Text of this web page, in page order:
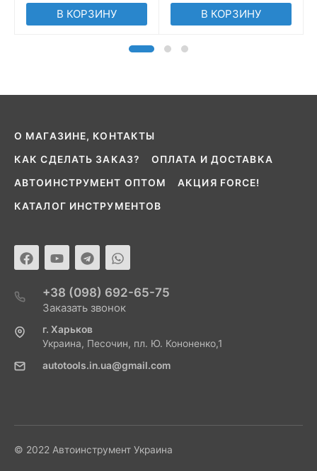
В КОРЗИНУ В КОРЗИНУ
О МАГАЗИНЕ, КОНТАКТЫ
КАК СДЕЛАТЬ ЗАКАЗ? ОПЛАТА И ДОСТАВКА
АВТОИНСТРУМЕНТ ОПТОМ АКЦИЯ FORCE!
КАТАЛОГ ИНСТРУМЕНТОВ
+38 (098) 692-65-75
Заказать звонок
г. Харьков
Украина, Песочин, пл. Ю. Кононенко,1
autotools.in.ua@gmail.com
© 2022 Автоинструмент Украина